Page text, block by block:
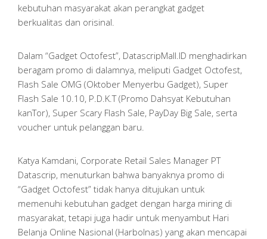
kebutuhan masyarakat akan perangkat gadget
berkualitas dan orisinal.
Dalam “Gadget Octofest”, DatascripMall.ID menghadirkan
beragam promo di dalamnya, meliputi Gadget Octofest,
Flash Sale OMG (Oktober Menyerbu Gadget), Super
Flash Sale 10.10, P.D.K.T (Promo Dahsyat Kebutuhan
kanTor), Super Scary Flash Sale, PayDay Big Sale, serta
voucher untuk pelanggan baru.
Katya Kamdani, Corporate Retail Sales Manager PT
Datascrip, menuturkan bahwa banyaknya promo di
“Gadget Octofest” tidak hanya ditujukan untuk
memenuhi kebutuhan gadget dengan harga miring di
masyarakat, tetapi juga hadir untuk menyambut Hari
Belanja Online Nasional (Harbolnas) yang akan mencapai